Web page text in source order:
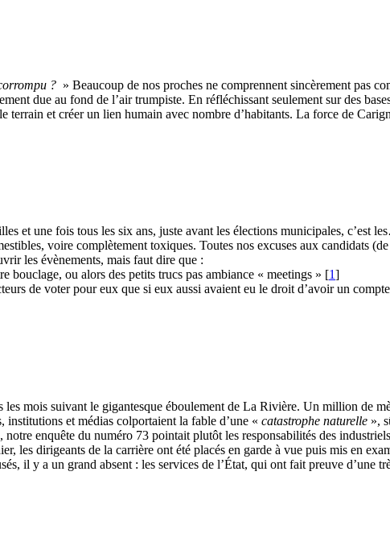
? » Beaucoup de nos proches ne comprennent sincèrement pas
due au fond de l’air trumpiste. En réfléchissant seulement sur des
terrain et créer un lien humain avec nombre d’habitants. La force de
et une fois tous les six ans, juste avant les élections municipales,
voire complètement toxiques. Toutes nos excuses aux candidats
les évènements, mais faut dire que :
bouclage, ou alors des petits trucs pas ambiance « meetings » [1]
de voter pour eux que si eux aussi avaient eu le droit d’avoir un
mois suivant le gigantesque éboulement de La Rivière. Un million de
institutions et médias colportaient la fable d’une « catastrophe naturelle »,
enquête du numéro 73 pointait plutôt les responsabilités des
les dirigeants de la carrière ont été placés en garde à vue puis mis en
il y a un grand absent : les services de l’État, qui ont fait preuve d’une